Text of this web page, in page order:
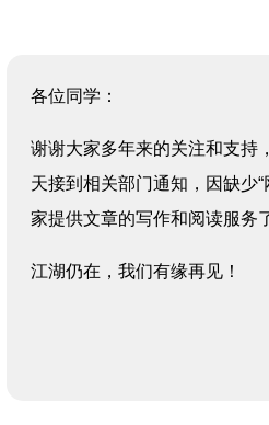
各位同学：
谢谢大家多年来的关注和支持
天接到相关部门通知，因缺少
家提供文章的写作和阅读服务
江湖仍在，我们有缘再见！